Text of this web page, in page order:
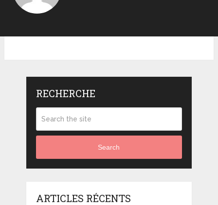
RECHERCHE
Search
ARTICLES RÉCENTS